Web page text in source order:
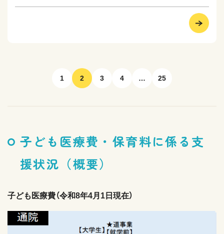
1 2 3 4 … 25
子ども医療費・保育料に係る支
援状況（概要）
子ども医療費（令和8年4月1日現在）